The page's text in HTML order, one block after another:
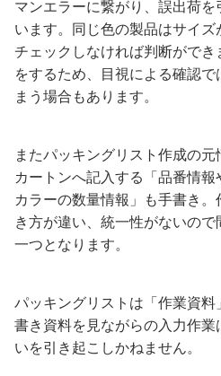
マンエラーに繋がり、誤出荷
います。同じ色の製品はサイ
チェックしなければ判断がで
をするため、目視による確認
まう場合もあります。
またパッキングリスト作成の
カートンへ記入する「品番情報
カラーの数量情報」も手書き
き方が違い、統一性がないの
一つとなります。
パッキングリストは「作業資
書き資料を見ながらの入力作
いを引き起こしかねません。